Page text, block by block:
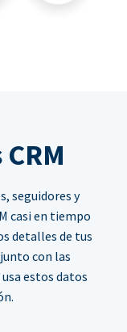
seguidores y
casi en tiempo
detalles de tus
con las
estos datos